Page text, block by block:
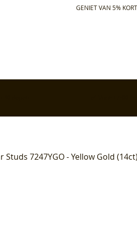
GENIET VAN 5%
Studs 7247YGO - Yellow Gold (14ct)